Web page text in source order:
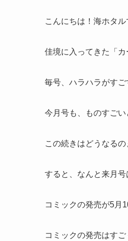
こんにちは！海ホタル
佳境に入ってきた「カ
毎号、ハラハラがす
今月号も、ものすごい
この続きはどうなる
すると、なんと来月号
コミックの発売が5月
コミックの発売はす